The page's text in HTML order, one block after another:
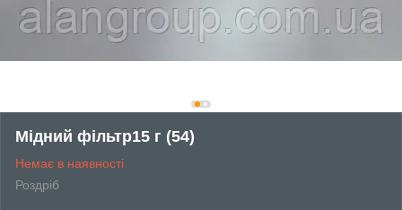
Мідний фільтр15 г (54)
Немає в наявності
Роздріб